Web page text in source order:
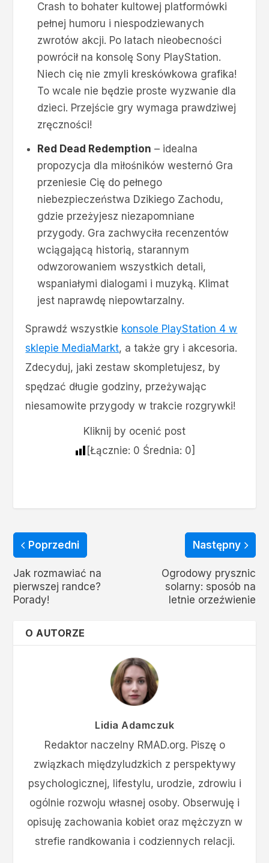
Crash to bohater kultowej platformówki
pełnej humoru i niespodziewanych
zwrotów akcji. Po latach nieobecności
powrócił na konsolę Sony PlayStation.
Niech cię nie zmyli kreskówkowa grafika!
To wcale nie będzie proste wyzwanie dla
dzieci. Przejście gry wymaga prawdziwej
zręczności!
Red Dead Redemption – idealna
propozycja dla miłośników westernó Gra
przeniesie Cię do pełnego
niebezpieczeństwa Dzikiego Zachodu,
gdzie przeżyjesz niezapomniane
przygody. Gra zachwyciła recenzentów
wciągającą historią, starannym
odwzorowaniem wszystkich detali,
wspaniałymi dialogami i muzyką. Klimat
jest naprawdę niepowtarzalny.
Sprawdź wszystkie konsole PlayStation 4 w
sklepie MediaMarkt, a także gry i akcesoria.
Zdecyduj, jaki zestaw skompletujesz, by
spędzać długie godziny, przeżywając
niesamowite przygody w trakcie rozgrywki!
Kliknij by ocenić post
[Łącznie: 0 Średnia: 0]
Poprzedni
Jak rozmawiać na
pierwszej randce?
Porady!
Następny
Ogrodowy prysznic
solarny: sposób na
letnie orzeźwienie
O AUTORZE
Lidia Adamczuk
Redaktor naczelny RMAD.org. Piszę o
związkach międzyludzkich z perspektywy
psychologicznej, lifestylu, urodzie, zdrowiu i
ogólnie rozwoju własnej osoby. Obserwuję i
opisuję zachowania kobiet oraz mężczyzn w
strefie randkowania i codziennych relacji.